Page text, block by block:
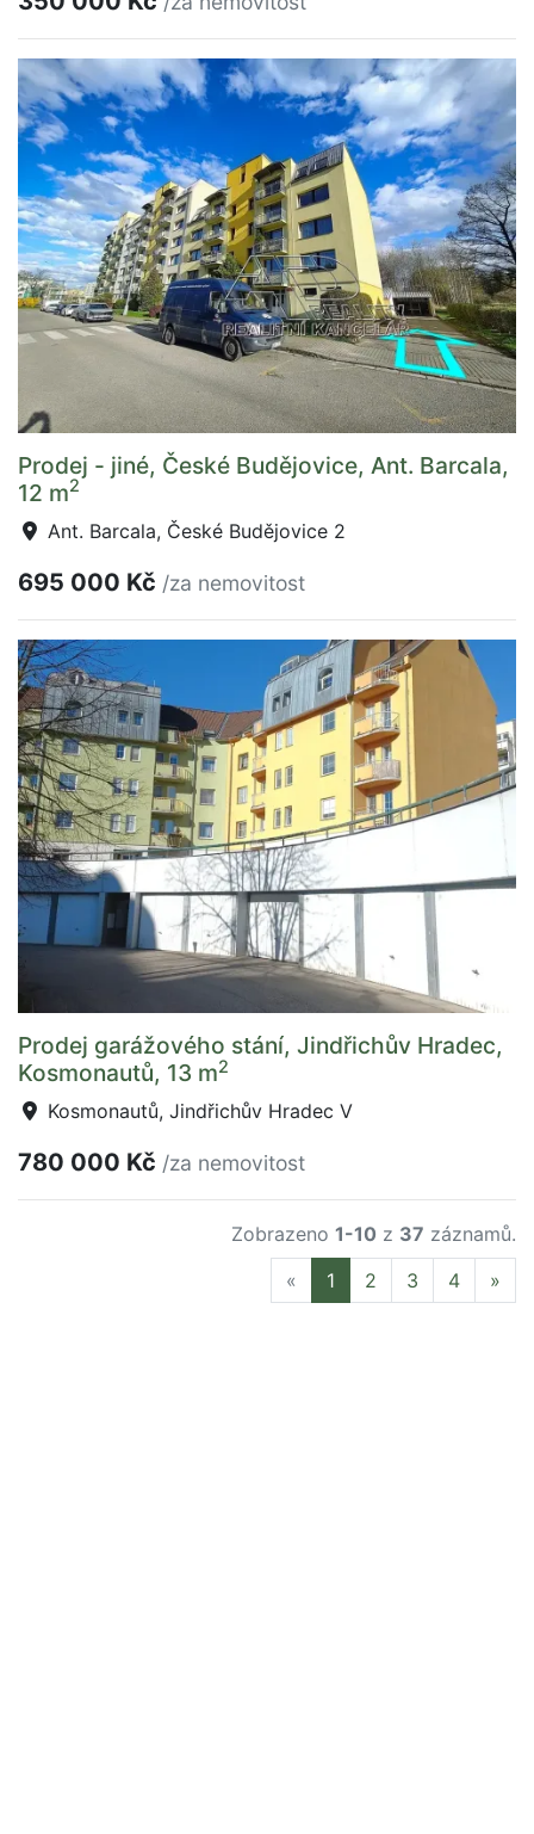
Prodej - jiné, České Budějovice, Ant. Barcala,
12 m2
Ant. Barcala, České Budějovice 2
695 000 Kč /za nemovitost
Prodej garážového stání, Jindřichův Hradec,
Kosmonautů, 13 m2
Kosmonautů, Jindřichův Hradec V
780 000 Kč /za nemovitost
Zobrazeno 1-10 z 37 záznamů.
« Previous
1 2 3 4 »